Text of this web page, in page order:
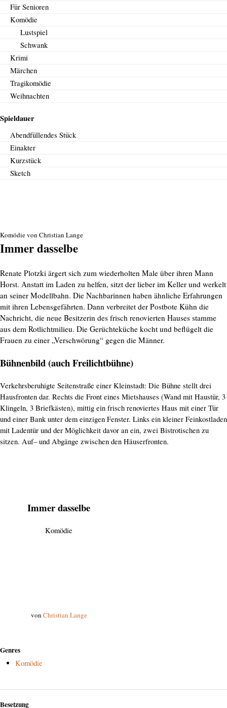
Für Senioren
Komödie
Lustspiel
Schwank
Krimi
Märchen
Tragikomödie
Weihnachten
Spieldauer
Abendfüllendes Stück
Einakter
Kurzstück
Sketch
Komödie von Christian Lange
Immer dasselbe
Renate Plotzki ärgert sich zum wiederholten Male über ihren Mann
Horst. Anstatt im Laden zu helfen, sitzt der lieber im Keller und werkelt
an seiner Modellbahn. Die Nachbarinnen haben ähnliche Erfahrungen
mit ihren Lebensgefährten. Dann verbreitet der Postbote Kühn die
Nachricht, die neue Besitzerin des frisch renovierten Hauses stamme
aus dem Rotlichtmilieu. Die Gerüchteküche kocht und beflügelt die
Frauen zu einer „Verschwörung“ gegen die Männer.
Bühnenbild (auch Freilichtbühne)
Verkehrsberuhigte Seitenstraße einer Kleinstadt: Die Bühne stellt drei
Hausfronten dar. Rechts die Front eines Mietshauses (Wand mit Haustür, 3
Klingeln, 3 Briefkästen), mittig ein frisch renoviertes Haus mit einer Tür
und einer Bank unter dem einzigen Fenster. Links ein kleiner Feinkostladen
mit Ladentür und der Möglichkeit davor an ein, zwei Bistrotischen zu
sitzen. Auf– und Abgänge zwischen den Häuserfronten.
Immer dasselbe
Komödie
von Christian Lange
Genres
Komödie
Besetzung